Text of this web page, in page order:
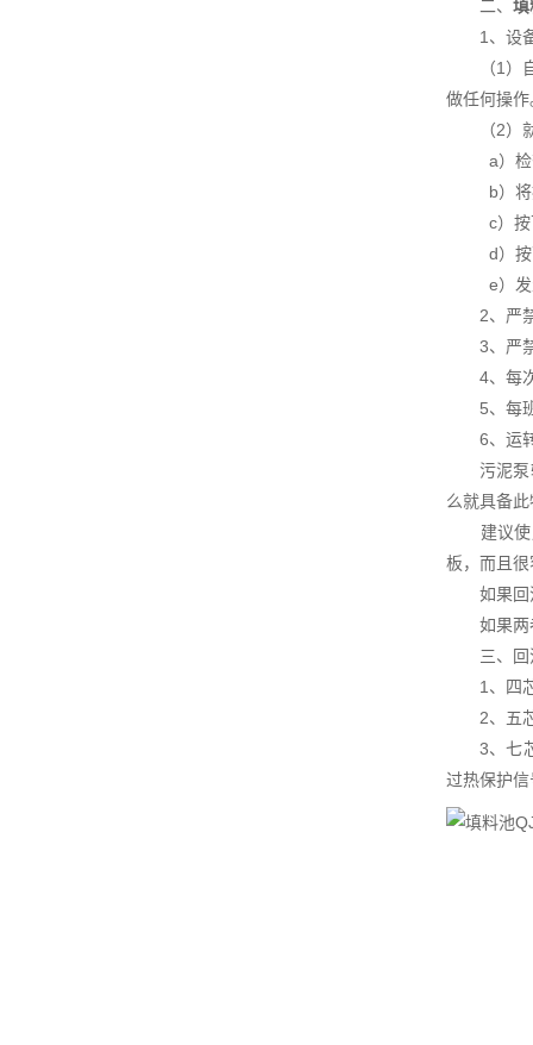
二、 填
1、设备
（1）自
做任何操作
（2）就
a）检查
b）将控
c）按下
d）按下
e）发生
2、严禁
3、严禁
4、每次
5、每班
6、运转
污泥泵输
么就具备
建议使用
板，而且
如果回流
如果两者
三、回
1、四芯
2、五芯
3、七芯
过热保护